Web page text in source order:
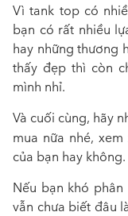
Vì tank top có
bạn có rất nhiều
hay những thương
thấy đẹp thì còn
mình nhỉ.
Và cuối cùng, hãy
mua nữa nhé,
của bạn hay không.
Nếu bạn khó
vẫn chưa biết đâu